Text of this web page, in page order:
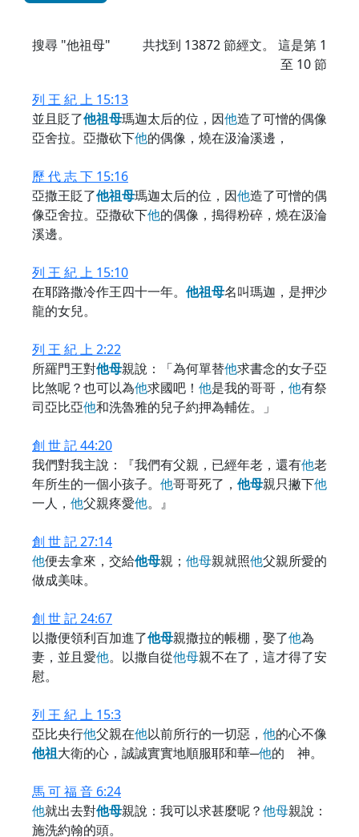
搜尋 "他祖母" 共找到 13872節經文。 這是第 1
至 10 節
列 王 紀 上 15:13
並且貶了他祖母瑪迦太后的位，因他造了可憎的偶像
亞舍拉。亞撒砍下他的偶像，燒在汲淪溪邊，
歷 代 志 下 15:16
亞撒王貶了他祖母瑪迦太后的位，因他造了可憎的偶
像亞舍拉。亞撒砍下他的偶像，搗得粉碎，燒在汲淪
溪邊。
列 王 紀 上 15:10
在耶路撒冷作王四十一年。 他祖母名叫瑪迦，是押沙
龍的女兒。
列 王 紀 上 2:22
所羅門王對他母親說：「為何單替他求書念的女子亞
比煞呢？也可以為他求國吧！ 他是我的哥哥， 他有祭
司亞比亞他和洗魯雅的兒子約押為輔佐。」
創 世 記 44:20
我們對我主說：『我們有父親，已經年老，還有他老
年所生的一個小孩子。 他哥哥死了， 他母親只撇下他
一人， 他父親疼愛他。』
創 世 記 27:14
他便去拿來，交給他母親； 他母親就照他父親所愛的
做成美味。
創 世 記 24:67
以撒便領利百加進了他母親撒拉的帳棚，娶了他為
妻，並且愛他。以撒自從他母親不在了，這才得了安
慰。
列 王 紀 上 15:3
亞比央行他父親在他以前所行的一切惡， 他的心不像
他祖大衛的心，誠誠實實地順服耶和華─他的 神。
馬 可 福 音 6:24
他就出去對他母親說：我可以求甚麼呢？他母親說：
施洗約翰的頭。